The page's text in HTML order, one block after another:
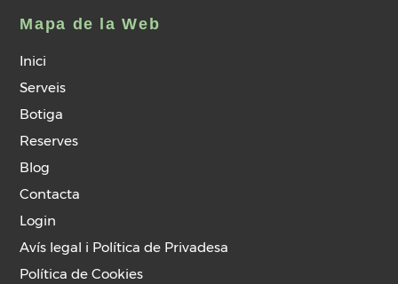
Mapa de la Web
Inici
Serveis
Botiga
Reserves
Blog
Contacta
Login
Avís legal i Política de Privadesa
Política de Cookies